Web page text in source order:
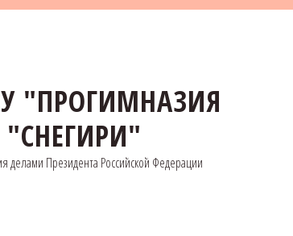
"ПРОГИМНАЗИЯ
"СНЕГИРИ"
делами Президента Российской Федерации